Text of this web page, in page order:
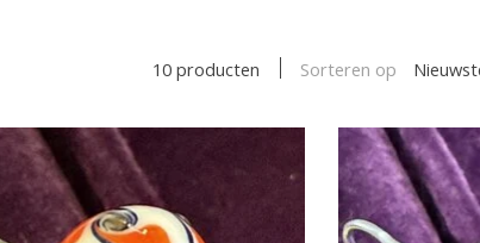
10 producten Sorteren op